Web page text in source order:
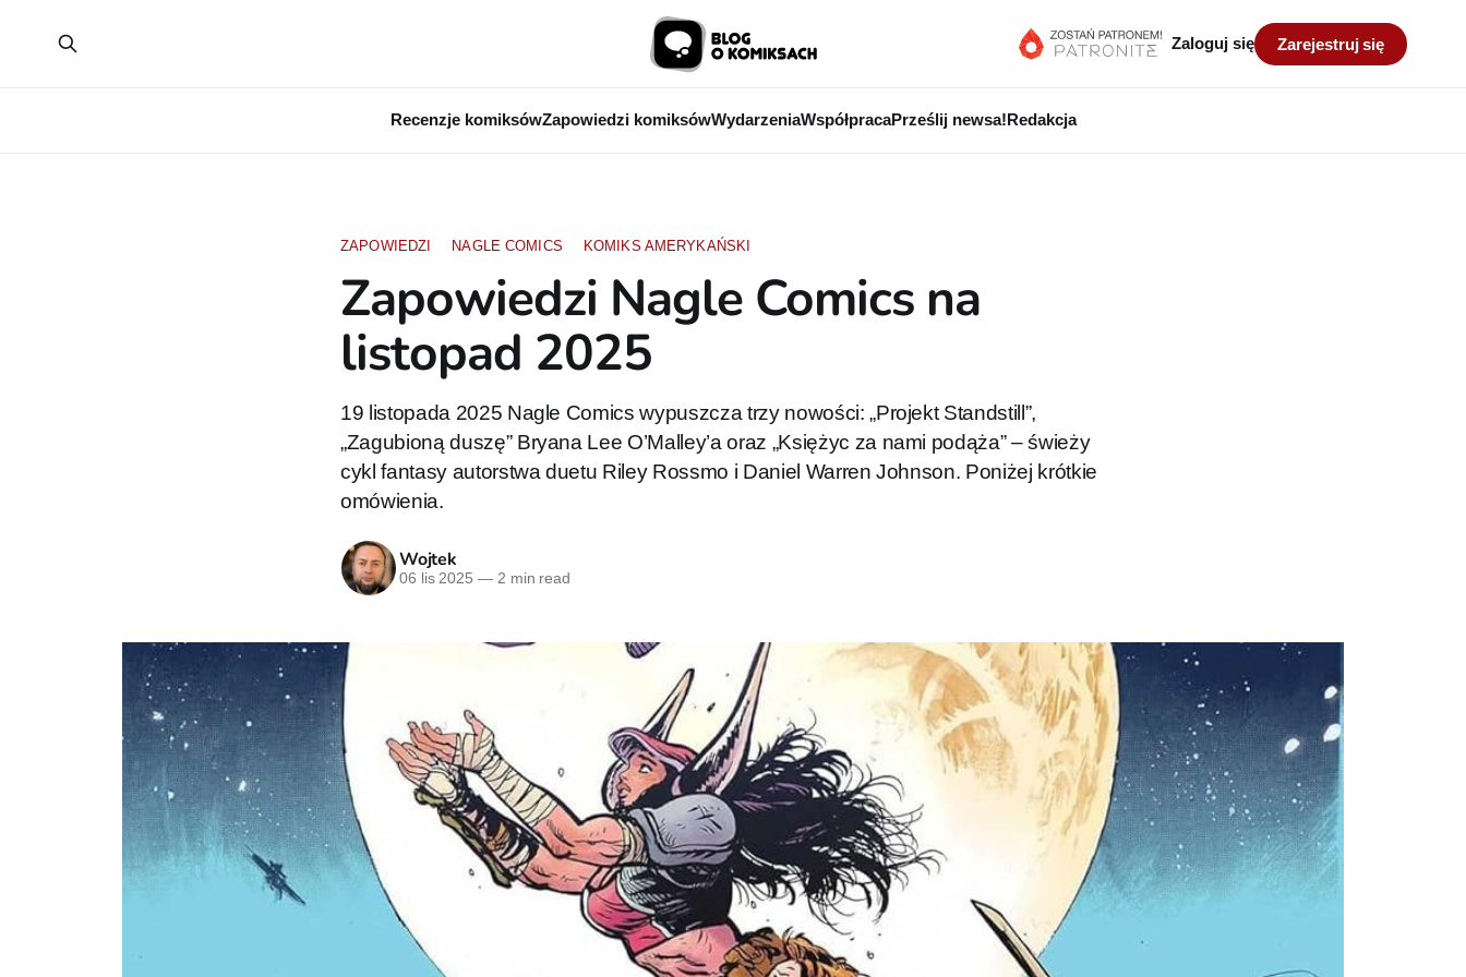
Recenzje komiksówZapowiedzi komiksówWydarzeniaWspółpracaPrześlij newsa!Redakcja
Zaloguj się Zarejestruj się
ZAPOWIEDZI NAGLE COMICS KOMIKS AMERYKAŃSKI
Zapowiedzi Nagle Comics na
listopad 2025
19 listopada 2025 Nagle Comics wypuszcza trzy nowości: „Projekt Standstill”,
„Zagubioną duszę” Bryana Lee O’Malley’a oraz „Księżyc za nami podąża” – świeży
cykl fantasy autorstwa duetu Riley Rossmo i Daniel Warren Johnson. Poniżej krótkie
omówienia.
Wojtek
06 lis 2025 —2 min read